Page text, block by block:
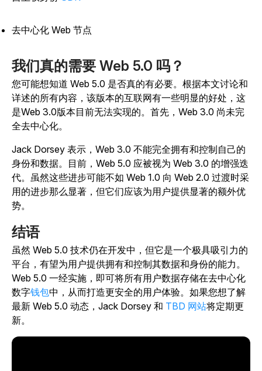
去中心化 Web 节点
我们真的需要 Web 5.0 吗？
您可能想知道 Web 5.0 是否真的有必要。根据本文讨论和
详述的所有内容，该版本的互联网有一些明显的好处，这
是Web 3.0版本目前无法实现的。首先，Web 3.0 尚未完
全去中心化。
Jack Dorsey 表示，Web 3.0 不能完全拥有和控制自己的
身份和数据。目前，Web 5.0 应被视为 Web 3.0 的增强迭
代。虽然这些进步可能不如 Web 1.0 向 Web 2.0 过渡时采
用的进步那么显著，但它们应该为用户提供显著的额外优
势。
结语
虽然 Web 5.0 技术仍在开发中，但它是一个极具吸引力的
平台，有望为用户提供拥有和控制其数据和身份的能力。
Web 5.0 一经实施，即可将所有用户数据存储在去中心化
数字钱包中，从而打造更安全的用户体验。如果您想了解
最新 Web 5.0 动态，Jack Dorsey 和 TBD 网站将定期更
新。